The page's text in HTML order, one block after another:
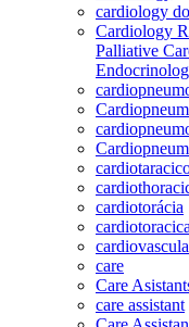
cardiology
Cardiology
Palliative
cardiotorácia
cardiotoracica
care
Care
care assistant